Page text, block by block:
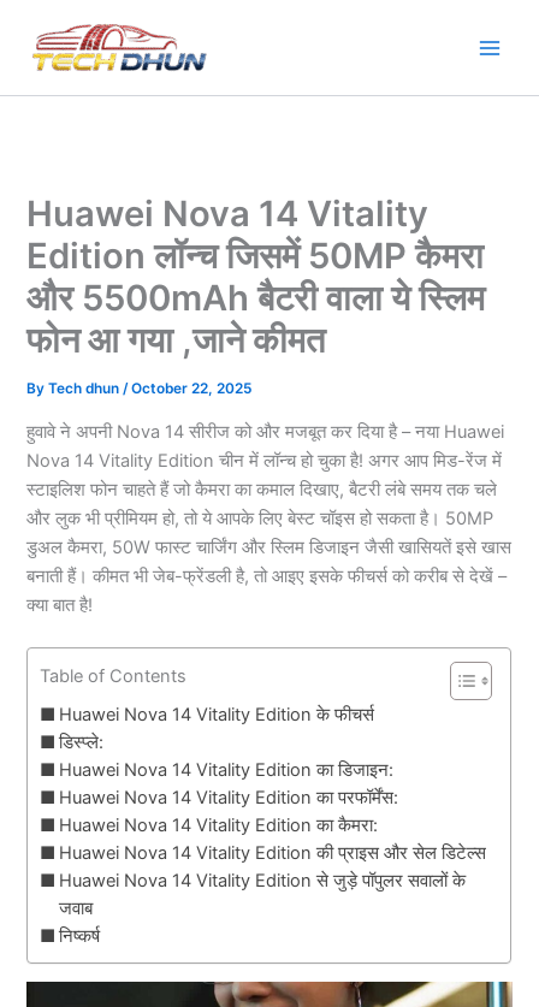
content
Huawei Nova 14 Vitality
Edition लॉन्च जिसमें 50MP कैमरा
और 5500mAh बैटरी वाला ये स्लिम
फोन आ गया ,जाने कीमत
ByTech dhun/October 22, 2025
हुवावे ने अपनी Nova 14 सीरीज को और मजबूत कर दिया है – नया Huawei
Nova 14 Vitality Edition चीन में लॉन्च हो चुका है! अगर आप मिड-रेंज में
स्टाइलिश फोन चाहते हैं जो कैमरा का कमाल दिखाए, बैटरी लंबे समय तक चले
और लुक भी प्रीमियम हो, तो ये आपके लिए बेस्ट चॉइस हो सकता है। 50MP
डुअल कैमरा, 50W फास्ट चार्जिंग और स्लिम डिजाइन जैसी खासियतें इसे खास
बनाती हैं। कीमत भी जेब-फ्रेंडली है, तो आइए इसके फीचर्स को करीब से देखें –
क्या बात है!
Table of Contents
Huawei Nova 14 Vitality Edition के फीचर्स
डिस्प्ले:
Huawei Nova 14 Vitality Edition का डिजाइन:
Huawei Nova 14 Vitality Edition का परफॉर्मेंस:
Huawei Nova 14 Vitality Edition का कैमरा:
Huawei Nova 14 Vitality Edition की प्राइस और सेल डिटेल्स
Huawei Nova 14 Vitality Edition से जुड़े पॉपुलर सवालों के
जवाब
निष्कर्ष